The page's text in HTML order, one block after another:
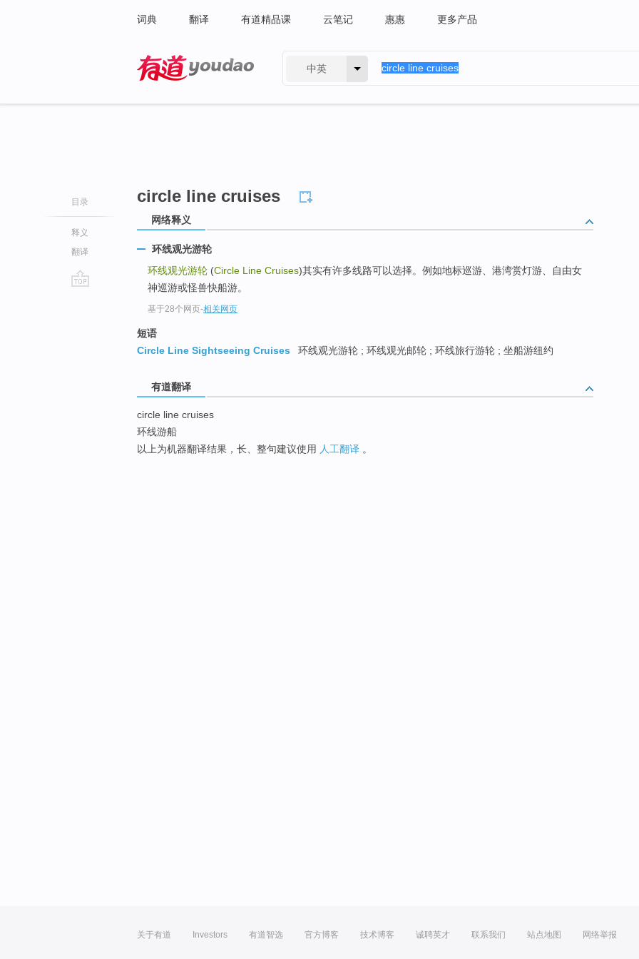
词典 翻译 有道精品课 云笔记 惠惠 更多产品
中英
目录
释义
翻译
circle line cruises
网络释义
环线观光游轮
环线观光游轮 (Circle Line Cruises)其实有许多线路可以选择。例如地标巡游、港湾赏灯游、自由女
神巡游或怪兽快船游。
基于28个网页-相关网页
短语
Circle Line Sightseeing Cruises
环线观光游轮 ; 环线观光邮轮 ; 环线旅行游轮 ; 坐船游纽约
有道翻译
circle line cruises
环线游船
以上为机器翻译结果，长、整句建议使用 人工翻译 。
关于有道 Investors 有道智选 官方博客 技术博客 诚聘英才 联系我们 站点地图 网络举报